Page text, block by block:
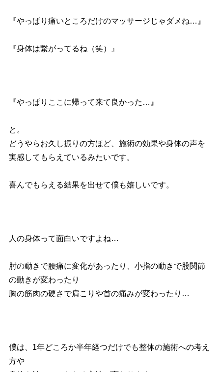
『やっぱり痛いところだけのマッサージじゃダメね…』
『身体は繋がってるね（笑）』
『やっぱりここに帰って来て良かった…』
と。
どうやらお久し振りの方ほど、施術の効果や身体の声を
実感してもらえているみたいです。
喜んでもらえる結果を出せて僕も嬉しいです。
人の身体って面白いですよね…
肘の動きで腰痛に変化があったり、小指の動きで股関節
の動きが変わったり
胸の筋肉の硬さで肩こりや首の痛みが変わったり…
僕は、1年どころか半年経つだけでも整体の施術への考え
方や